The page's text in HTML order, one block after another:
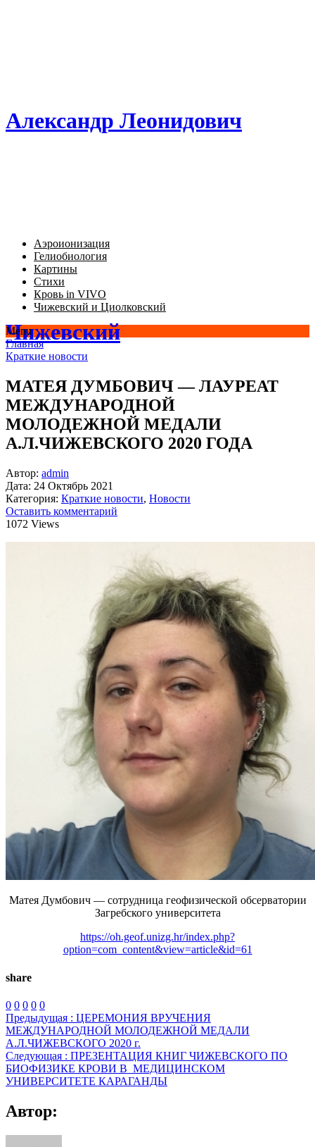
Александр Леонидович
Чижевский
Аэроионизация
Гелиобиология
Картины
Стихи
Кровь in VIVO
Чижевский и Циолковский
Menu
Главная
Краткие новости
МАТЕЯ ДУМБОВИЧ — ЛАУРЕАТ
МЕЖДУНАРОДНОЙ
МОЛОДЕЖНОЙ МЕДАЛИ
А.Л.ЧИЖЕВСКОГО 2020 ГОДА
Автор: admin
Дата: 24 Октябрь 2021
Категория: Краткие новости, Новости
Оставить комментарий
1072 Views
Матея Думбович — сотрудница геофизической обсерватории
Загребского университета
https://oh.geof.unizg.hr/index.php?
option=com_content&view=article&id=61
share
0 0 0 0 0
Предыдущая : ЦЕРЕМОНИЯ ВРУЧЕНИЯ
МЕЖДУНАРОДНОЙ МОЛОДЕЖНОЙ МЕДАЛИ
А.Л.ЧИЖЕВСКОГО 2020 г.
Следующая : ПРЕЗЕНТАЦИЯ КНИГ ЧИЖЕВСКОГО ПО
БИОФИЗИКЕ КРОВИ В_МЕДИЦИНСКОМ
УНИВЕРСИТЕТЕ КАРАГАНДЫ
Автор: